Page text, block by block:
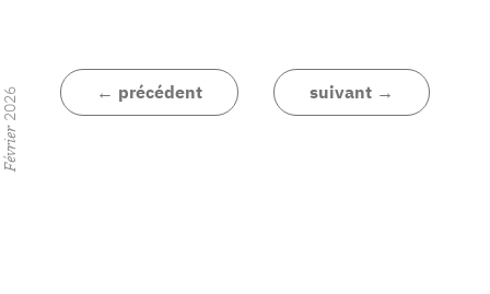
Février
2026 ← précédent suivant →